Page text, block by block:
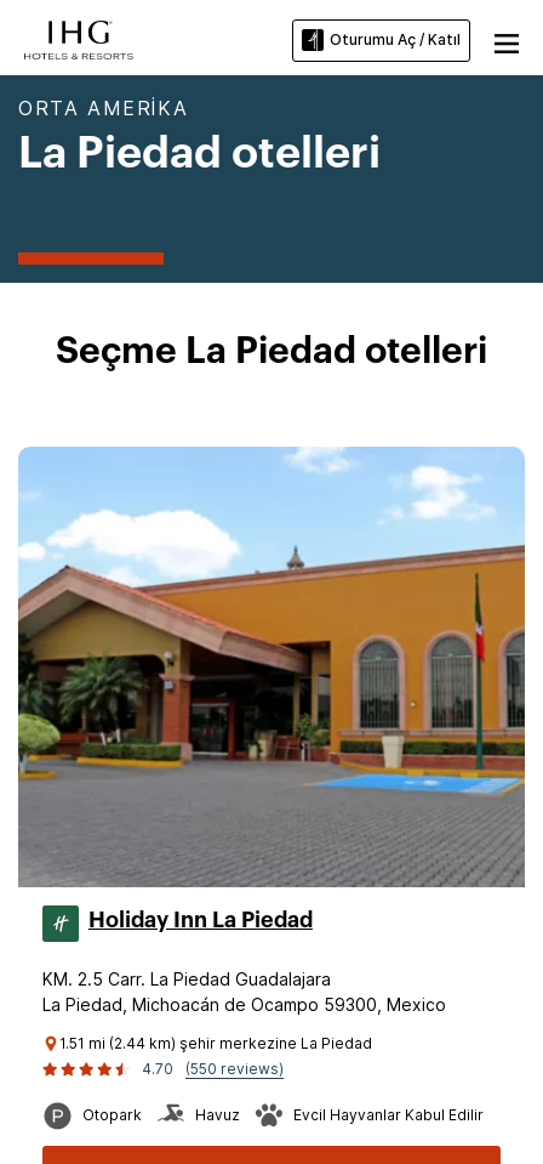
Oturumu Aç / Katıl
ORTA AMERIKA
La Piedad otelleri
Seçme La Piedad otelleri
Holiday Inn La Piedad
KM. 2.5 Carr. La Piedad Guadalajara
La Piedad, Michoacán de Ocampo 59300, Mexico
1.51 mi (2.44 km) şehir merkezine La Piedad
4.70
(550 reviews)
Otopark Havuz Evcil Hayvanlar Kabul Edilir